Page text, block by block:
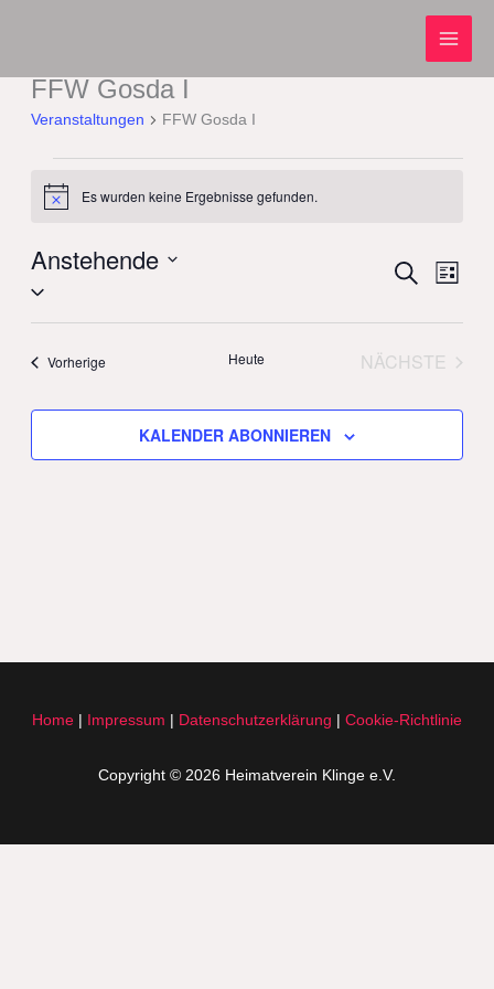
FFW Gosda I
Veranstaltungen FFW Gosda I
Veranstaltungen
HinweisEs wurden keine Ergebnisse gefunden.
und
Ansichten,
SUCHE
LISTE
Anstehende
Datum
VorherigeVeranstaltungen Heute
NÄCHSTE
KALENDER ABONNIEREN
Home | Impressum | Datenschutzerklärung | Cookie-Richtlinie
Copyright © 2026 Heimatverein Klinge e.V.